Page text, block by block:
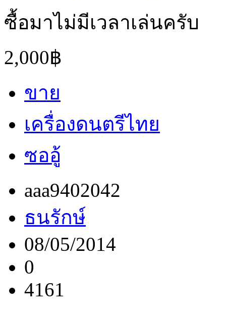
ซื้อมาไม่มีเวลาเล่นครับ
2,000฿
ขาย
เครื่องดนตรีไทย
ซออู้
aaa9402042
ธนรักษ์
08/05/2014
0
4161